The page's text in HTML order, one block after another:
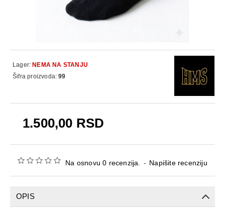
Na osnovu 0 recenzija. - Napišite recenziju
1.500,00 RSD
Lager: NEMA NA STANJU
Šifra proizvoda: 99
OPIS